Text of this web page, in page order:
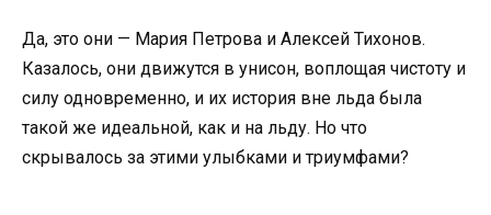
Да, это они — Мария Петрова и Алексей Тихонов.
Казалось, они движутся в унисон, воплощая чистоту и
силу одновременно, и их история вне льда была
такой же идеальной, как и на льду. Но что
скрывалось за этими улыбками и триумфами?